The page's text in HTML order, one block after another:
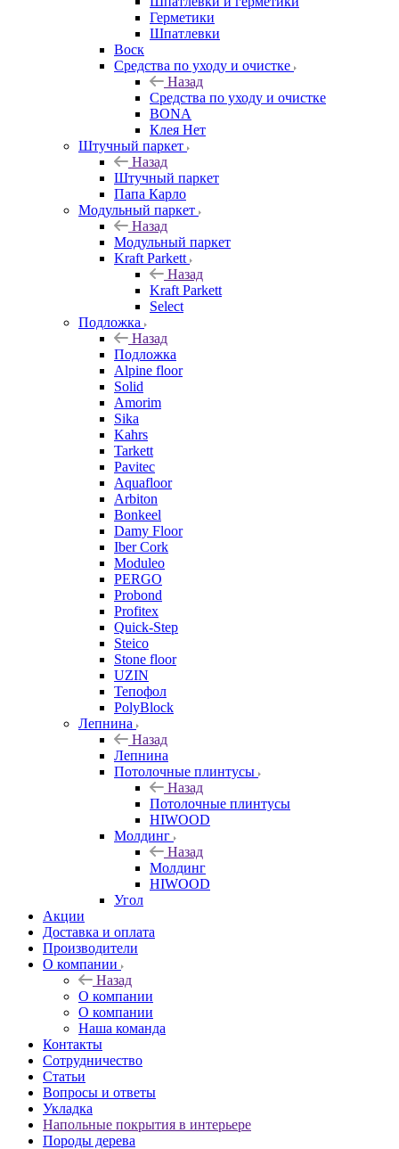
Герметики
Шпатлевки
Воск
Средства по уходу и очистке
Назад
Средства по уходу и очистке
BONA
Клея Нет
Штучный паркет
Назад
Штучный паркет
Папа Карло
Модульный паркет
Назад
Модульный паркет
Kraft Parkett
Назад
Kraft Parkett
Select
Подложка
Назад
Подложка
Alpine floor
Solid
Amorim
Sika
Kahrs
Tarkett
Pavitec
Aquafloor
Arbiton
Bonkeel
Damy Floor
Iber Cork
Moduleo
PERGO
Probond
Profitex
Quick-Step
Steico
Stone floor
UZIN
Тепофол
PolyBlock
Лепнина
Назад
Лепнина
Потолочные плинтусы
Назад
Потолочные плинтусы
HIWOOD
Молдинг
Назад
Молдинг
HIWOOD
Угол
Акции
Доставка и оплата
Производители
О компании
Назад
О компании
О компании
Наша команда
Контакты
Сотрудничество
Статьи
Вопросы и ответы
Укладка
Напольные покрытия в интерьере
Породы дерева